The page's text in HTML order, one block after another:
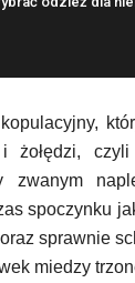
żołędzi,
zwanym
spoczynku
sprawnie
miedzy